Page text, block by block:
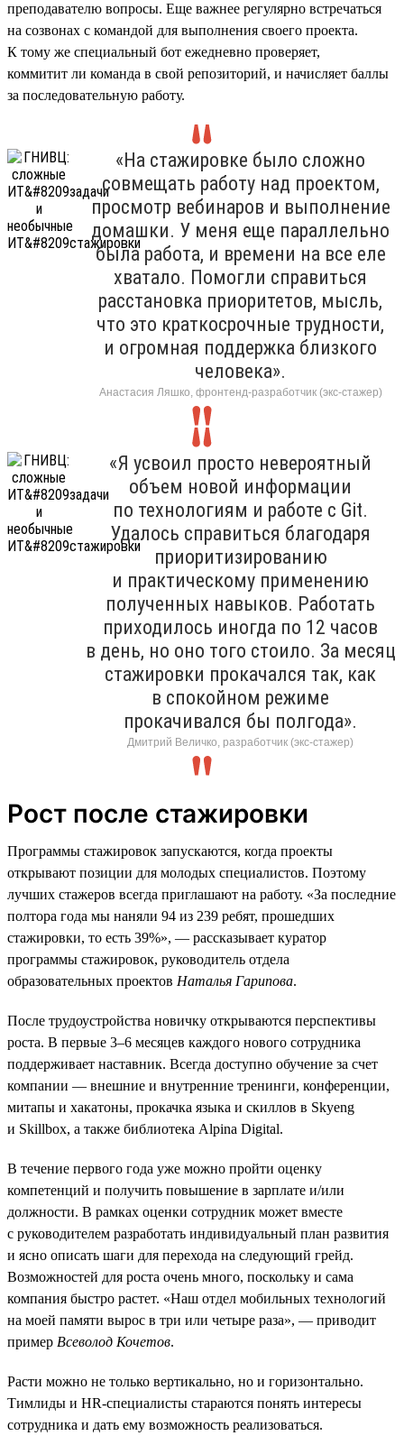
преподавателю вопросы. Еще важнее регулярно встречаться
на созвонах с командой для выполнения своего проекта.
К тому же специальный бот ежедневно проверяет,
коммитит ли команда в свой репозиторий, и начисляет баллы
за последовательную работу.
«На стажировке было сложно
совмещать работу над проектом,
просмотр вебинаров и выполнение
домашки. У меня еще параллельно
была работа, и времени на все еле
хватало. Помогли справиться
расстановка приоритетов, мысль,
что это краткосрочные трудности,
и огромная поддержка близкого
человека».
Анастасия Ляшко, фронтенд-разработчик (экс-стажер)
«Я усвоил просто невероятный
объем новой информации
по технологиям и работе с Git.
Удалось справиться благодаря
приоритизированию
и практическому применению
полученных навыков. Работать
приходилось иногда по 12 часов
в день, но оно того стоило. За месяц
стажировки прокачался так, как
в спокойном режиме
прокачивался бы полгода».
Дмитрий Величко, разработчик (экс-стажер)
Рост после стажировки
Программы стажировок запускаются, когда проекты
открывают позиции для молодых специалистов. Поэтому
лучших стажеров всегда приглашают на работу. «За последние
полтора года мы наняли 94 из 239 ребят, прошедших
стажировки, то есть 39%», — рассказывает куратор
программы стажировок, руководитель отдела
образовательных проектов Наталья Гарипова.
После трудоустройства новичку открываются перспективы
роста. В первые 3–6 месяцев каждого нового сотрудника
поддерживает наставник. Всегда доступно обучение за счет
компании — внешние и внутренние тренинги, конференции,
митапы и хакатоны, прокачка языка и скиллов в Skyeng
и Skillbox, а также библиотека Alpina Digital.
В течение первого года уже можно пройти оценку
компетенций и получить повышение в зарплате и/или
должности. В рамках оценки сотрудник может вместе
с руководителем разработать индивидуальный план развития
и ясно описать шаги для перехода на следующий грейд.
Возможностей для роста очень много, поскольку и сама
компания быстро растет. «Наш отдел мобильных технологий
на моей памяти вырос в три или четыре раза», — приводит
пример Всеволод Кочетов.
Расти можно не только вертикально, но и горизонтально.
Тимлиды и HR-специалисты стараются понять интересы
сотрудника и дать ему возможность реализоваться.